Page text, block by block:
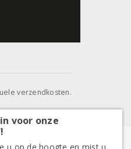
verzendkosten.
voor onze